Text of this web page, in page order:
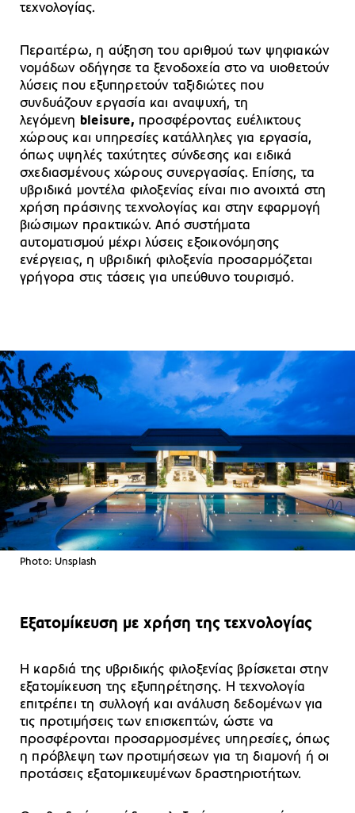
τεχνολογίας.
Περαιτέρω, η αύξηση του αριθμού των ψηφιακών
νομάδων οδήγησε τα ξενοδοχεία στο να υιοθετούν
λύσεις που εξυπηρετούν ταξιδιώτες που
συνδυάζουν εργασία και αναψυχή, τη
λεγόμενη bleisure, προσφέροντας ευέλικτους
χώρους και υπηρεσίες κατάλληλες για εργασία,
όπως υψηλές ταχύτητες σύνδεσης και ειδικά
σχεδιασμένους χώρους συνεργασίας. Επίσης, τα
υβριδικά μοντέλα φιλοξενίας είναι πιο ανοιχτά στη
χρήση πράσινης τεχνολογίας και στην εφαρμογή
βιώσιμων πρακτικών. Από συστήματα
αυτοματισμού μέχρι λύσεις εξοικονόμησης
ενέργειας, η υβριδική φιλοξενία προσαρμόζεται
γρήγορα στις τάσεις για υπεύθυνο τουρισμό.
Photo: Unsplash
Εξατομίκευση με χρήση της τεχνολογίας
Η καρδιά της υβριδικής φιλοξενίας βρίσκεται στην
εξατομίκευση της εξυπηρέτησης. Η τεχνολογία
επιτρέπει τη συλλογή και ανάλυση δεδομένων για
τις προτιμήσεις των επισκεπτών, ώστε να
προσφέρονται προσαρμοσμένες υπηρεσίες, όπως
η πρόβλεψη των προτιμήσεων για τη διαμονή ή οι
προτάσεις εξατομικευμένων δραστηριοτήτων.